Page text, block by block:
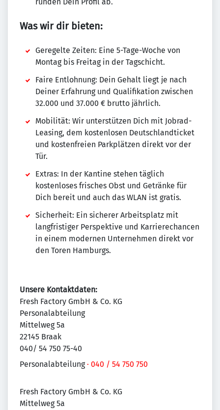
Was wir dir bieten:
Geregelte Zeiten: Eine 5-Tage-Woche von
Montag bis Freitag in der Tagschicht.
Faire Entlohnung: Dein Gehalt liegt je nach
Deiner Erfahrung und Qualifikation zwischen
32.000 und 37.000 € brutto jährlich.
Mobilität: Wir unterstützen Dich mit Jobrad-
Leasing, dem kostenlosen Deutschlandticket
und kostenfreien Parkplätzen direkt vor der
Tür.
Extras: In der Kantine stehen täglich
kostenloses frisches Obst und Getränke für
Dich bereit und auch das WLAN ist gratis.
Sicherheit: Ein sicherer Arbeitsplatz mit
langfristiger Perspektive und Karrierechancen
in einem modernen Unternehmen direkt vor
den Toren Hamburgs.
Unsere Kontaktdaten:
Fresh Factory GmbH & Co. KG
Personalabteilung
Mittelweg 5a
22145 Braak
040/ 54 750 75-40
Personalabteilung· 040 / 54 750 750
Fresh Factory GmbH & Co. KG
Mittelweg 5a